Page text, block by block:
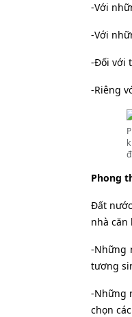
-Với
-Với
-Đối với
-Riêng
Phong
Đất
nhà căn
-Những
tương
-Những
chọn